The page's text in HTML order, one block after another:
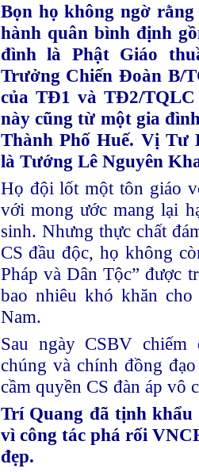
Bọn họ không ngờ
hành quân bình định
đình là Phật Giáo
Trưởng Chiến Đoàn B/
của TĐ1 và TĐ2/
này cũng từ một gia
Thành Phố Huế. Vị Tư
là Tướng Lê Nguyên
Họ đội lốt một tôn giáo
với mong ước mang lại
sinh. Nhưng thực chất
CS đầu độc, họ không
Pháp và Dân Tộc” được
bao nhiêu khó khăn
Nam.
Sau ngày CSBV
chúng và chính đồng
cầm quyền CS đàn áp vô
Trí Quang đã tịnh khẩu
vì công tác phá rối
đẹp.